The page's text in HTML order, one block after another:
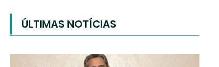
ÚLTIMAS NOTÍCIAS